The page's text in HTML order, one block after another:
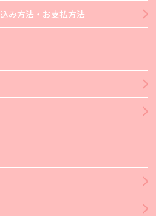
み方法・お支払方法